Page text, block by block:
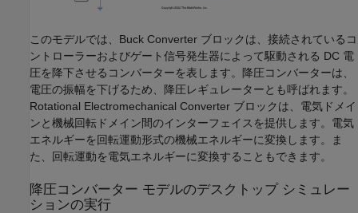
このモデルでは、Buck Converter ブロックは、接続されているコ
ントローラーおよびゲート信号発生器によって駆動される DC 電
圧を降下させるコンバーターを表します。降圧コンバーターは、
電圧の振幅を下げるため、降圧レギュレーターとも呼ばれます。
Rotational Electromechanical Converter ブロックは、電気ドメイ
ンと機械回転ドメイン間のインターフェイスを提供します。電気
エネルギーを回転運動形式の機械エネルギーに変換します。ま
た、回転運動を電気エネルギーに変換することもできます。
降圧コンバーター モデルのデスクトップ シミュレー
ションの実行